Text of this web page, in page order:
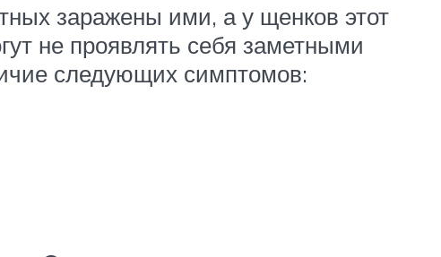
заражены ими, а у щенков этот
не проявлять себя заметными
следующих симптомов: